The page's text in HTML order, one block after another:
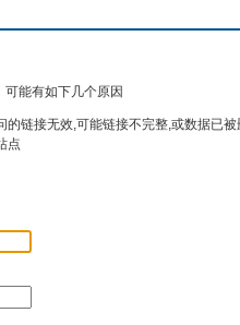
能有如下几个原因
的链接无效,可能链接不完整,或数据已
点